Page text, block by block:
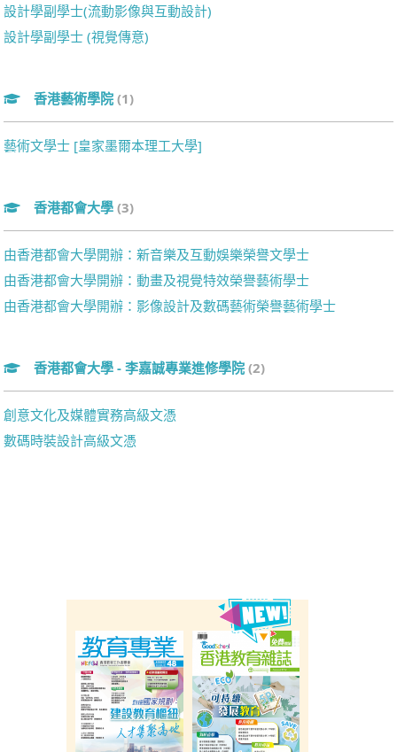
設計學副學士(流動影像與互動設計)
設計學副學士 (視覺傳意)
香港藝術學院 (1)
藝術文學士 [皇家墨爾本理工大學]
香港都會大學 (3)
由香港都會大學開辦：新音樂及互動娛樂榮譽文學士
由香港都會大學開辦：動畫及視覺特效榮譽藝術學士
由香港都會大學開辦：影像設計及數碼藝術榮譽藝術學士
香港都會大學 - 李嘉誠專業進修學院 (2)
創意文化及媒體實務高級文憑
數碼時裝設計高級文憑